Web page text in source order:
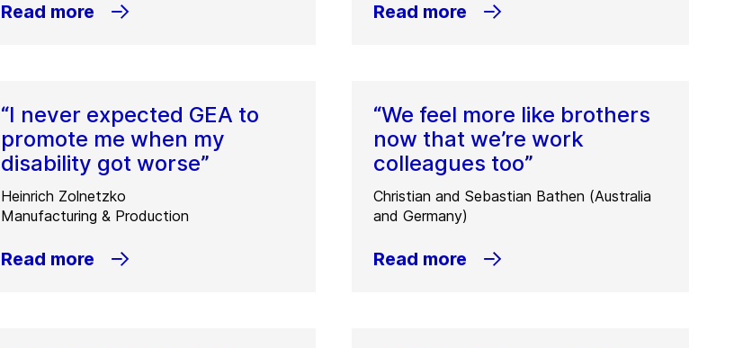
Read more Read more
“I never expected GEA to
promote me when my
disability got worse”
Heinrich Zolnetzko
Manufacturing & Production
Read more
“We feel more like brothers
now that we’re work
colleagues too”
Christian and Sebastian Bathen (Australia
and Germany)
Read more